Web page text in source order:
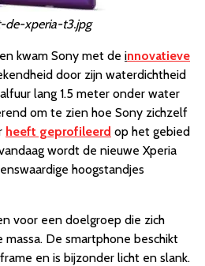
de-xperia-t3.jpg
kwam Sony met de innovatieve
door zijn waterdichtheid
lang 1.5 meter onder water
om te zien hoe Sony zichzelf
heeft geprofileerd op het gebied
wordt de nieuwe Xperia
hoogstandjes
voor een doelgroep die zich
massa. De smartphone beschikt
en is bijzonder licht en slank.